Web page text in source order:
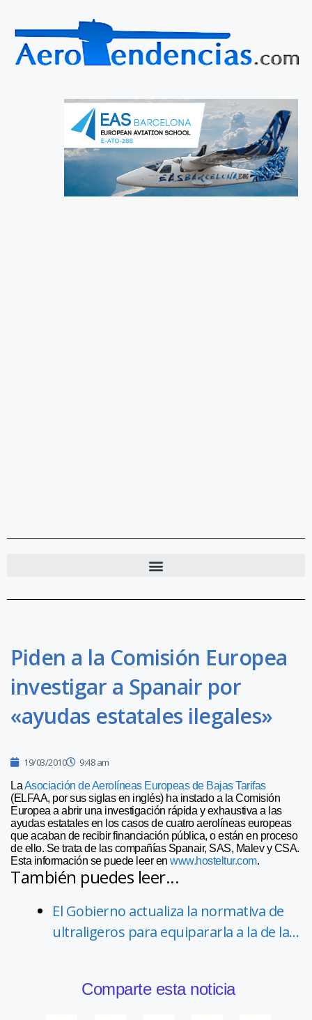
Piden a la Comisión Europea
investigar a Spanair por
«ayudas estatales ilegales»
19/03/2010 9:48 am
LaAsociación de Aerolíneas Europeas de Bajas Tarifas
(ELFAA, por sus siglas en inglés) ha instado a la Comisión
Europea a abrir una investigación rápida y exhaustiva a las
ayudas estatales en los casos de cuatro aerolíneas europeas
que acaban de recibir financiación pública, o están en proceso
de ello. Se trata de las compañías Spanair, SAS, Malev y CSA.
Esta información se puede leer en www.hosteltur.com.
También puedes leer...
El Gobierno actualiza la normativa de
ultraligeros para equipararla a la de la…
Comparte esta noticia